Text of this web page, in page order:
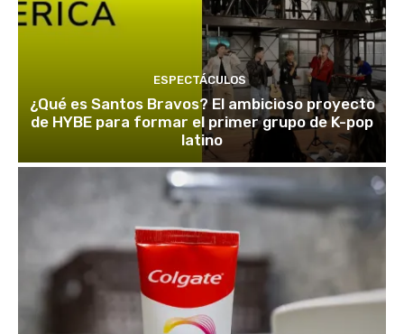
ESPECTÁCULOS
¿Qué es Santos Bravos? El ambicioso proyecto
de HYBE para formar el primer grupo de K-pop
latino